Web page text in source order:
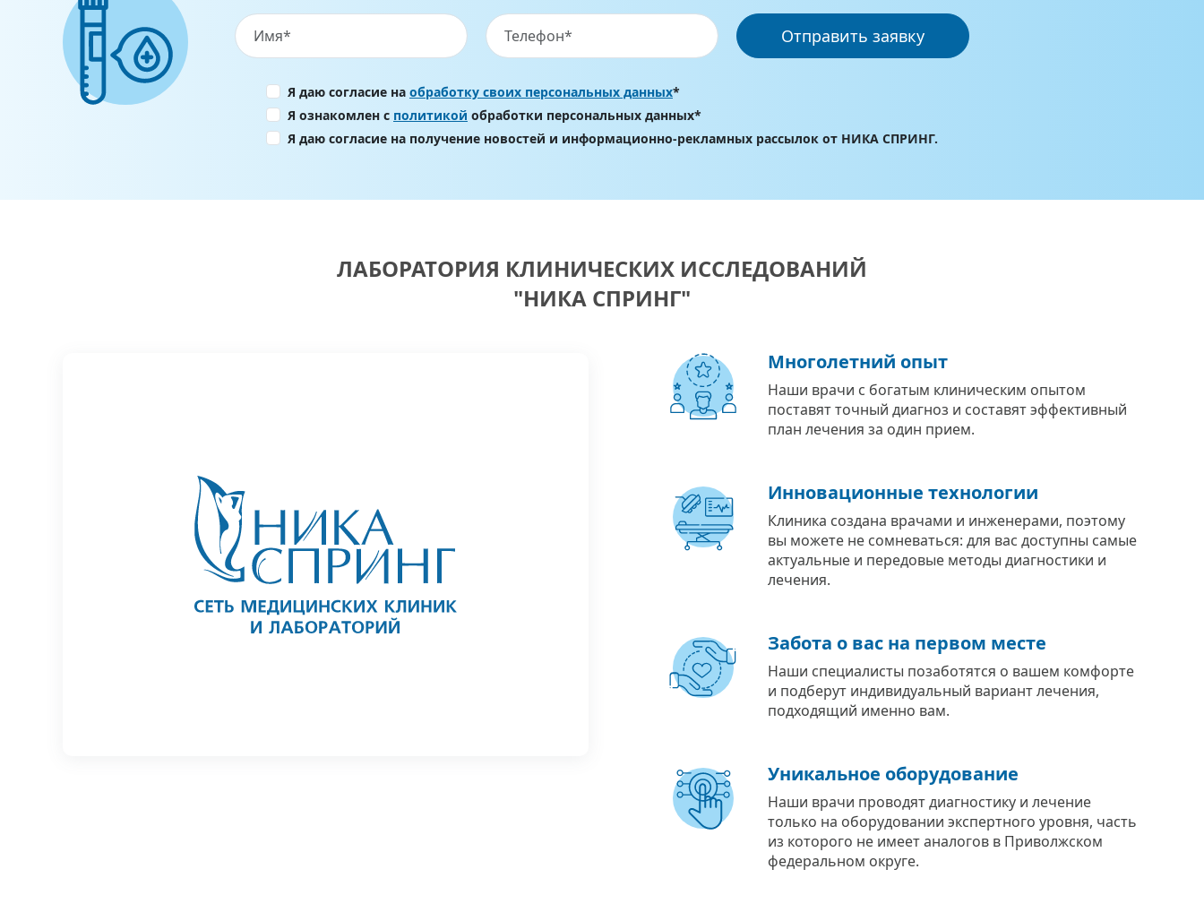
Отправить заявку
Я даю согласие на обработку своих персональных данных*
Я ознакомлен с политикой обработки персональных данных*
Я даю согласие на получение новостей и информационно-рекламных рассылок от НИКА СПРИНГ.
ЛАБОРАТОРИЯ КЛИНИЧЕСКИХ ИССЛЕДОВАНИЙ
"НИКА СПРИНГ"
Многолетний опыт
Наши врачи с богатым клиническим опытом
поставят точный диагноз и составят эффективный
план лечения за один прием.
Инновационные технологии
Клиника создана врачами и инженерами, поэтому
вы можете не сомневаться: для вас доступны самые
актуальные и передовые методы диагностики и
лечения.
Забота о вас на первом месте
Наши специалисты позаботятся о вашем комфорте
и подберут индивидуальный вариант лечения,
подходящий именно вам.
Уникальное оборудование
Наши врачи проводят диагностику и лечение
только на оборудовании экспертного уровня, часть
из которого не имеет аналогов в Приволжском
федеральном округе.